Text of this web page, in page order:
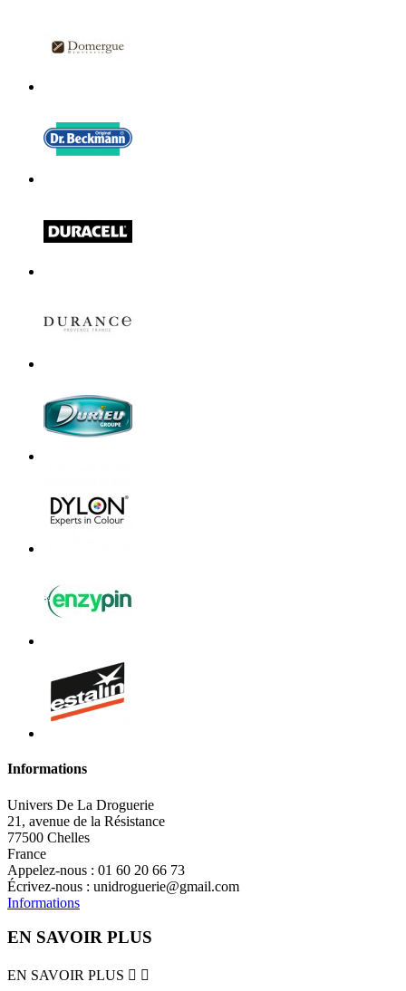
Informations
Univers De La Droguerie
21, avenue de la Résistance
77500 Chelles
France
Appelez-nous : 01 60 20 66 73
Écrivez-nous : unidroguerie@gmail.com
Informations
EN SAVOIR PLUS
EN SAVOIR PLUS  